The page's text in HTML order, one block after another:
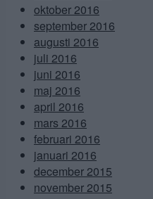
oktober 2016
september 2016
augusti 2016
juli 2016
juni 2016
maj 2016
april 2016
mars 2016
februari 2016
januari 2016
december 2015
november 2015